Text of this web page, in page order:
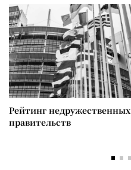
Рейтинг недружественных
правительств